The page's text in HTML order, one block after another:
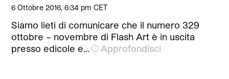
6 Ottobre 2016, 6:34 pm CET
Siamo lieti di comunicare che il numero 329
ottobre – novembre di Flash Art è in uscita
presso edicole e…
Approfondisci